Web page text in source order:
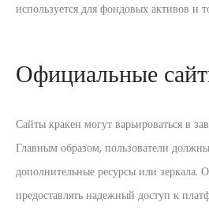
используется для фондовых активов и
Официальные
Сайты кракен могут варьироваться в
Главным образом, пользователи
дополнительные ресурсы или зеркала.
предоставлять надежный доступ к